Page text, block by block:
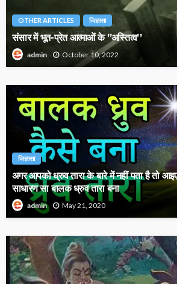
OTHER ARTICLES जिज्ञासा
संसार में भूत-प्रेत आत्माओं के ’’अस्तित्व’’
admin October 10, 2022
जिज्ञासा
अगर आपको ध्रुव तारा के बारे में नहीं पता है तो
साधारण सा बालक ध्रुव तारा बना
admin May 21, 2020